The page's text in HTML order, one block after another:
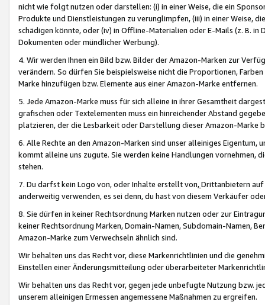
nicht wie folgt nutzen oder darstellen: (i) in einer Weise, die ein
Produkte und Dienstleistungen zu verunglimpfen, (iii) in einer Weise,
schädigen könnte, oder (iv) in Offline-Materialien oder E-Mails (z. B. in
Dokumenten oder mündlicher Werbung).
4. Wir werden Ihnen ein Bild bzw. Bilder der Amazon-Marken zur
verändern. So dürfen Sie beispielsweise nicht die Proportionen,
Marke hinzufügen bzw. Elemente aus einer Amazon-Marke entfernen.
5. Jede Amazon-Marke muss für sich alleine in ihrer Gesamtheit
grafischen oder Textelementen muss ein hinreichender Abstand
platzieren, der die Lesbarkeit oder Darstellung dieser Amazon-Marke
6. Alle Rechte an den Amazon-Marken sind unser alleiniges
kommt alleine uns zugute. Sie werden keine Handlungen vornehmen,
stehen.
7. Du darfst kein Logo von, oder Inhalte erstellt von,Drittanbietern auf
anderweitig verwenden, es sei denn, du hast von diesem Verkäufer
8. Sie dürfen in keiner Rechtsordnung Marken nutzen oder zur
keiner Rechtsordnung Marken, Domain-Namen, Subdomain-Namen,
Amazon-Marke zum Verwechseln ähnlich sind.
Wir behalten uns das Recht vor, diese Markenrichtlinien und die
Einstellen einer Änderungsmitteilung oder überarbeiteter
Wir behalten uns das Recht vor, gegen jede unbefugte Nutzung bzw.
unserem alleinigen Ermessen angemessene Maßnahmen zu ergreifen.